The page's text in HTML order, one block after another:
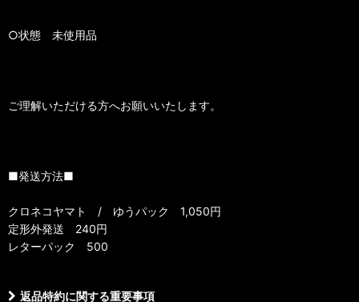
○状態 未使用品
ご理解いただける方へお願いいたします。
■発送方法■
クロネコヤマト / ゆうパック 1,050円
定形外発送 240円
レターパック 500
返品特約に関する重要事項